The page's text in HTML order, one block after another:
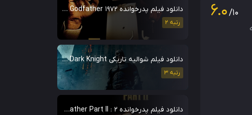
6.0/10 دانلود فیلم پدرخوانده The Godfather 1972
رتبه 2
دانلود فیلم شوالیه تاریکی The Dark Knight
رتبه 3
دانلود فیلم پدرخوانده 2 : The Godfather Part II